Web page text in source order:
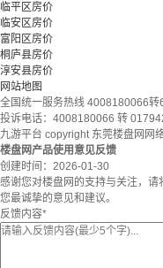
临平区房价
临安区房价
富阳区房价
桐庐县房价
淳安县房价
网站地图
全国统一服务热线 4008180066转
投诉电话：4008180066 转
九游平台 copyright 东莞楼盘网网
楼盘网产品使用意见反馈
创建时间： 2026-01-30
感谢您对楼盘网的支持与关注，
您最诚挚的意见和建议。
反馈内容*